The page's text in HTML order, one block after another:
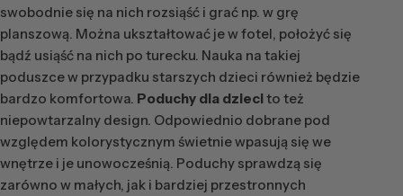
swobodnie się na nich rozsiąść i grać np. w grę
planszową. Można ukształtować je w fotel, położyć się
bądź usiąść na nich po turecku. Nauka na takiej
poduszce w przypadku starszych dzieci również będzie
bardzo komfortowa. Poduchy dla dziecito też
niepowtarzalny design. Odpowiednio dobrane pod
względem kolorystycznym świetnie wpasują się we
wnętrze i je unowocześnią. Poduchy sprawdzą się
zarówno w małych, jak i bardziej przestronnych